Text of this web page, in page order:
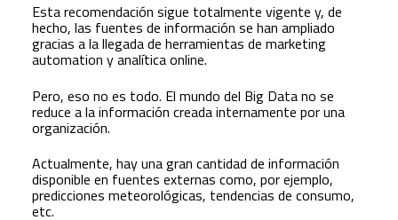
Esta recomendación sigue totalmente vigente y, de
hecho, las fuentes de información se han ampliado
gracias a la llegada de herramientas de marketing
automation y analítica online.
Pero, eso no es todo. El mundo del Big Data no se
reduce a la información creada internamente por una
organización.
Actualmente, hay una gran cantidad de información
disponible en fuentes externas como, por ejemplo,
predicciones meteorológicas, tendencias de consumo,
etc.